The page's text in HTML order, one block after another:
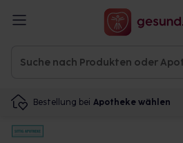
Bestellung bei Apotheke wählen